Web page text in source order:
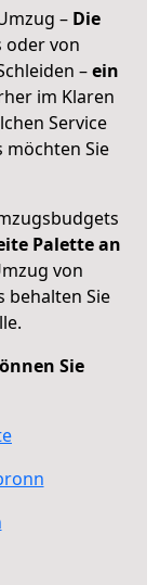
– Die
oder von
–ein
im Klaren
Service
möchten Sie
Palette an
von
behalten Sie
Sie